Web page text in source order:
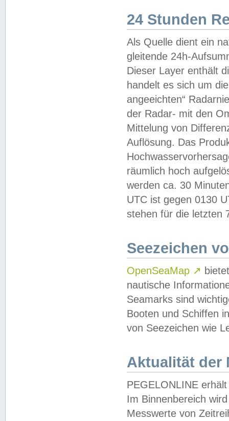
24 Stunden
Als Quelle dient ein
gleitende 24h-
Dieser Layer enthält
handelt es sich um
angeeichten“
der Radar- mit den
Mittelung von
Auflösung. Das
räumlich hoch
werden ca. 30
UTC ist gegen 0130
stehen für die letzten
Seezeichen
OpenSeaMap ↗
nautische
Seamarks sind
Booten und Schiffen
von Seezeichen wie
Aktualität der
PEGELONLINE
Im Binnenbereich
Messwerte von